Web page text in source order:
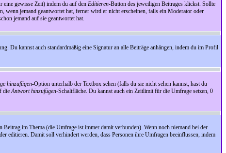
eine gewisse Zeit) indem du auf den Editieren-Button des jeweiligen Beitrages klickst. Sollte
wenn jemand geantwortet hat, ferner wird er nicht erscheinen, falls ein Moderator oder
jemand auf sie geantwortet hat.
Du kannst auch standardmäßig eine Signatur an alle Beiträge anhängen, indem du im Profil
hinzufügen-Option unterhalb der Textbox sehen (falls du sie nicht sehen kannst, hast du
dieAntwort hinzufügen-Schaltfläche. Du kannst auch ein Zeitlimit für die Umfrage setzen, 0
im Thema (die Umfrage ist immer damit verbunden). Wenn noch niemand bei der
editieren. Damit soll verhindert werden, dass Personen ihre Umfragen beeinflussen, indem